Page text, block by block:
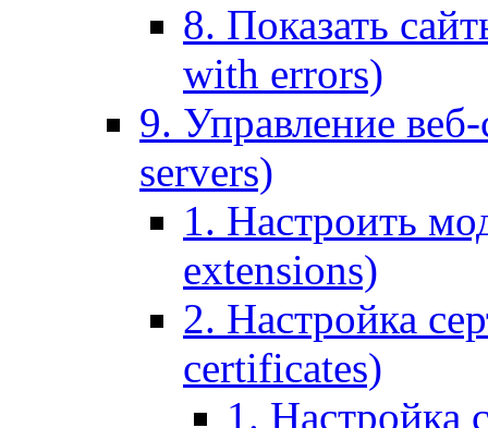
8. Показать
with errors)
9. Управление
servers)
1. Настроить
extensions)
2. Настройка
certificates)
1. Настройка